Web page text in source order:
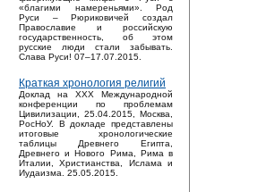
«благими намереньями». Род
Руси – Рюриковичей создал
Православие и российскую
государственность, об этом
русские люди стали забывать.
Слава Руси! 07–17.07.2015.
Краткая хронология религий
Доклад на XXX Международной
конференции по проблемам
Цивилизации, 25.04.2015, Москва,
РосНоУ. В докладе представлены
итоговые хронологические
таблицы Древнего Египта,
Древнего и Нового Рима, Рима в
Италии, Христианства, Ислама и
Иудаизма. 25.05.2015.